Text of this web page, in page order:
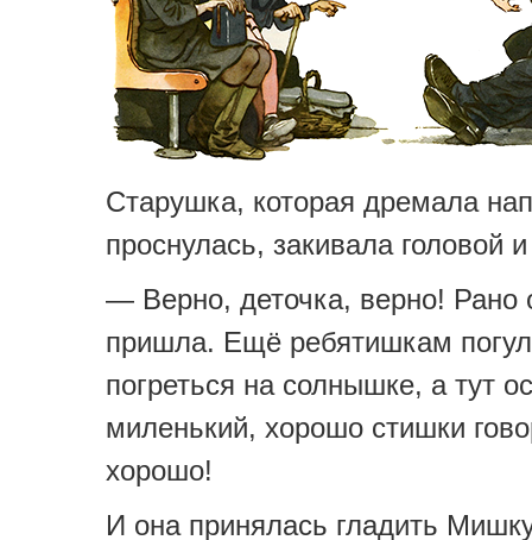
Старушка, которая дремала
проснулась, закивала головой
— Верно, деточка, верно! Рано
пришла. Ещё ребятишкам
погреться на солнышке, а тут
миленький, хорошо стишки
хорошо!
И она принялась гладить